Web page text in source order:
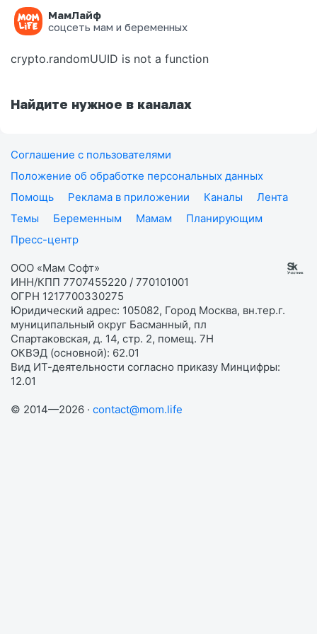
МамЛайф
соцсеть мам и беременных
Ошибка на странице
crypto.randomUUID is not a function
Найдите нужное в каналах
Соглашение с пользователями
Положение об обработке персональных данных
Помощь
Реклама в приложении Каналы
Лента
Темы
Беременным Мамам
Планирующим
Пресс-центр
ООО «Мам Софт»
ИНН/КПП 7707455220 / 770101001
ОГРН 1217700330275
Юридический адрес: 105082, Город Москва, вн.тер.г.
муниципальный округ Басманный, пл
Спартаковская, д. 14, стр. 2, помещ. 7Н
ОКВЭД (основной): 62.01
Вид ИТ-деятельности согласно приказу Минцифры:
12.01
© 2014—2026 · contact@mom.life